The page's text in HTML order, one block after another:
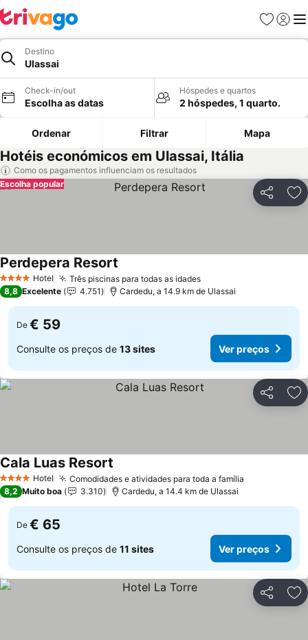
Favoritos
Iniciar
Destino
Ulassai
Check-in/out
Escolha as datas
Hóspedes e quartos
2 hóspedes, 1 quarto.
Ordenar Filtrar Mapa
Hotéis económicos em Ulassai, Itália
Como os pagamentos influenciam os resultados
Partilhar
Escolha popular
4 EstrelasHotel Três piscinas para todas as idadesVer preços
Perdepera Resort
8,8 Excelente 4.751 Cardedu, a 14.9 km de Ulassai
De € 59
Consulte os preços de 13 sites Ver preços
Partilhar
4 EstrelasHotel Comodidades e atividades para toda a família
Cala Luas Resort
8,2 Muito boa 3.310 Cardedu, a 14.4 km de Ulassai
De € 65
Consulte os preços de 11 sites Ver preços
Partilhar